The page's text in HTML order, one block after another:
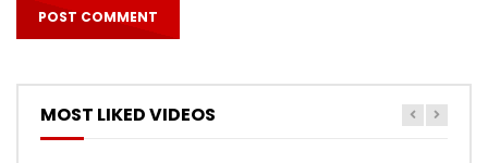
MOST LIKED VIDEOS